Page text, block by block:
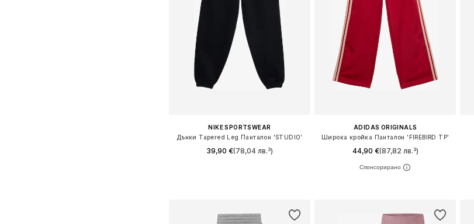
NIKE SPORTSWEAR
Дънки Tapered Leg Панталон 'STUDIO'
39,90 €(78,04 лв.³)
ADIDAS ORIGINALS
Широка кройка Панталон 'FIREBIRD TP'
44,90 €(87,82 лв.³)